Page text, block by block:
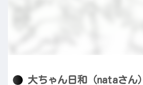
大ちゃん日和（nataさん）